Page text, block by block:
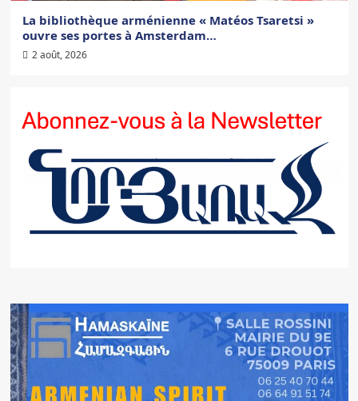
La bibliothèque arménienne « Matéos Tsaretsi »
ouvre ses portes à Amsterdam…
2 août, 2026